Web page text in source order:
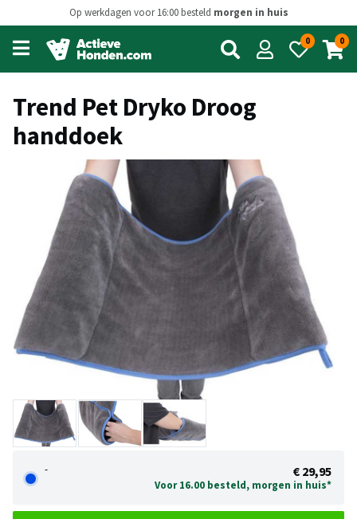
Op werkdagen voor 16:00 besteld morgen in huis
Open
main
menu
0 0
Trend Pet Dryko Droog
handdoek
- € 29,95
Voor 16.00 besteld, morgen in huis*